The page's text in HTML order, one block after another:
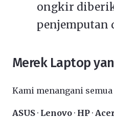
ongkir
penjemputan
Merek Laptop
Kami menangani
ASUS · Lenovo · HP ·